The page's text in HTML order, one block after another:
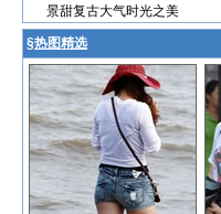
景甜复古大气时光之美
§热图精选